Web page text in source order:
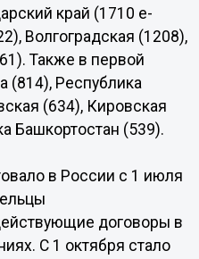
край (1710 е-
Волгоградская (1208),
Также в первой
(814), Республика
(634), Кировская
Башкортостан (539).
в России с 1 июля
договоры в
С 1 октября стало